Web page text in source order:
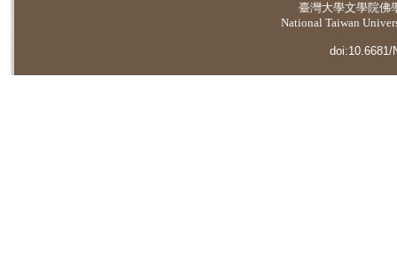
臺灣大學文學院佛
National Taiwan
doi:10.6681/